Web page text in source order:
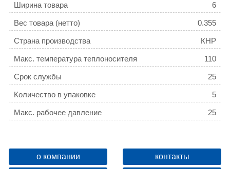
Ширина товара 6
Вес товара (нетто) 0.355
Страна производства КНР
Макс. температура теплоносителя 110
Срок службы 25
Количество в упаковке 5
Макс. рабочее давление 25
о компании контакты